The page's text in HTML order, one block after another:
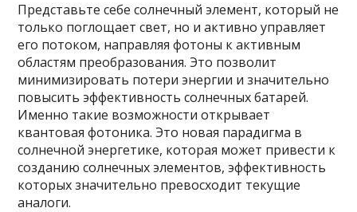
Представьте себе солнечный элемент, который не
только поглощает свет, но и активно управляет
его потоком, направляя фотоны к активным
областям преобразования. Это позволит
минимизировать потери энергии и значительно
повысить эффективность солнечных батарей.
Именно такие возможности открывает
квантовая фотоника. Это новая парадигма в
солнечной энергетике, которая может привести к
созданию солнечных элементов, эффективность
которых значительно превосходит текущие
аналоги.